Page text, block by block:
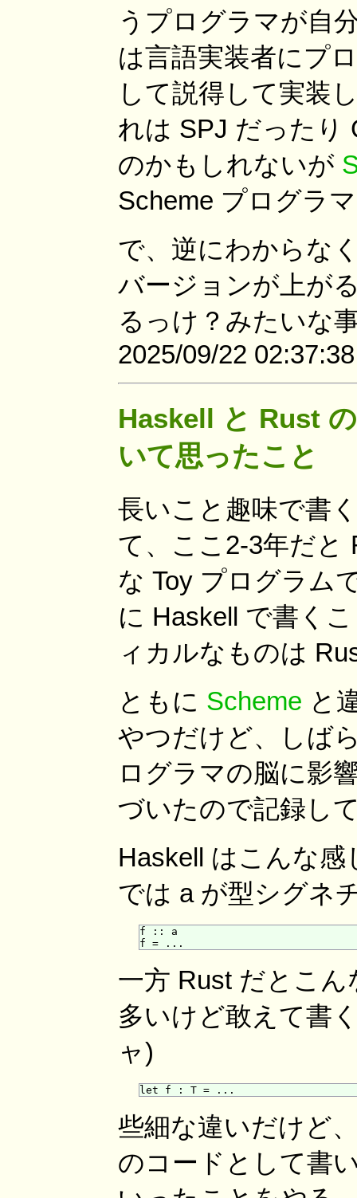
うプログラマが自
は言語実装者にプ
して説得して実装
れは SPJ だったり
のかもしれないが
Scheme プログラ
で、逆にわからな
バージョンが上が
るっけ？みたいな
2025/09/22
Haskell と Rust
いて思ったこと
長いこと趣味で書
て、ここ2-3年だと
な Toy プログラム
に Haskell で書く
ィカルなものは
ともに Scheme と
やつだけど、しば
ログラマの脳に影
づいたので記録し
Haskell はこんな
では a が型シグネ
f :: a
一方 Rust だとこ
多いけど敢えて書
ャ)
些細な違いだけど
のコードとして書